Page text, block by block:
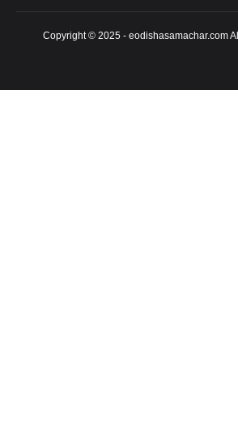
Copyright © 2025 - eodishasamachar.com